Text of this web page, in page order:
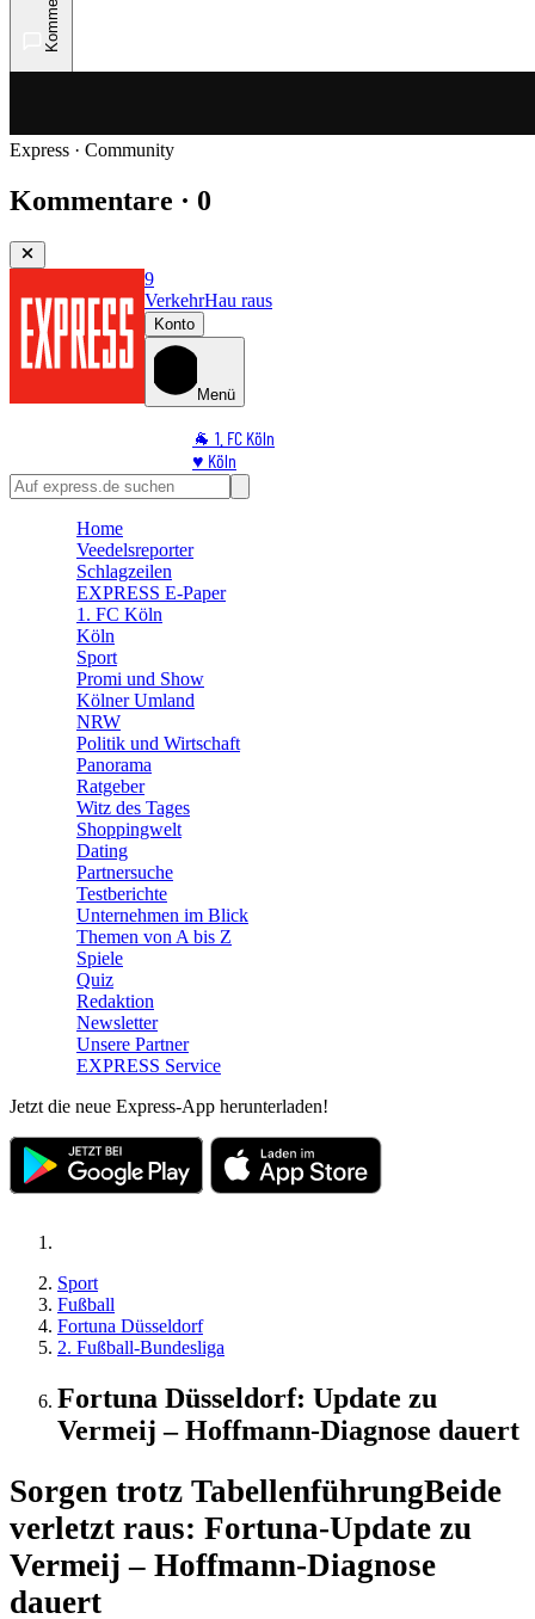
Express · Community
Kommentare · 0
9
VerkehrHau raus
Konto
Menü
🐐 1. FC Köln
♥️ Köln
⭐ Promi
🛒 Shoppingwelt
Home
Veedelsreporter
Schlagzeilen
EXPRESS E-Paper
1. FC Köln
Köln
Sport
Promi und Show
Kölner Umland
NRW
Politik und Wirtschaft
Panorama
Ratgeber
Witz des Tages
Shoppingwelt
Dating
Partnersuche
Testberichte
Unternehmen im Blick
Themen von A bis Z
Spiele
Quiz
Redaktion
Newsletter
Unsere Partner
EXPRESS Service
Jetzt die neue Express-App herunterladen!
Sport
Fußball
Fortuna Düsseldorf
2. Fußball-Bundesliga
Fortuna Düsseldorf: Update zu
Vermeij – Hoffmann-Diagnose dauert
Sorgen trotz TabellenführungBeide
verletzt raus: Fortuna-Update zu
Vermeij – Hoffmann-Diagnose
dauert